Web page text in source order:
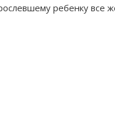
ребенку все